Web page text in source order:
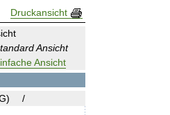
Ansicht
Ansicht
Druckansicht